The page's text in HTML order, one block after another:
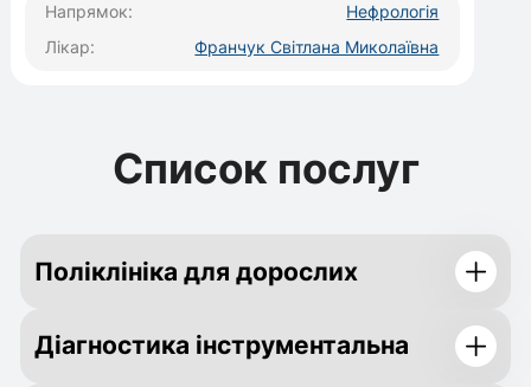
Напрямок:
Нефрологія
Лікар:
Франчук Світлана Миколаївна
Список послуг
Поліклініка для дорослих
Діагностика інструментальна